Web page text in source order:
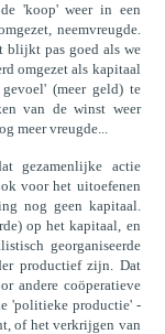
'koop' weer in een
neemvreugde.
blijkt pas goed als we
omgezet als kapitaal
(meer geld) te
van de winst weer
meer vreugde...
gezamenlijke actie
voor het uitoefenen
nog geen kapitaal.
op het kapitaal, en
georganiseerde
productief zijn. Dat
andere coöperatieve
'politieke productie' -
of het verkrijgen van